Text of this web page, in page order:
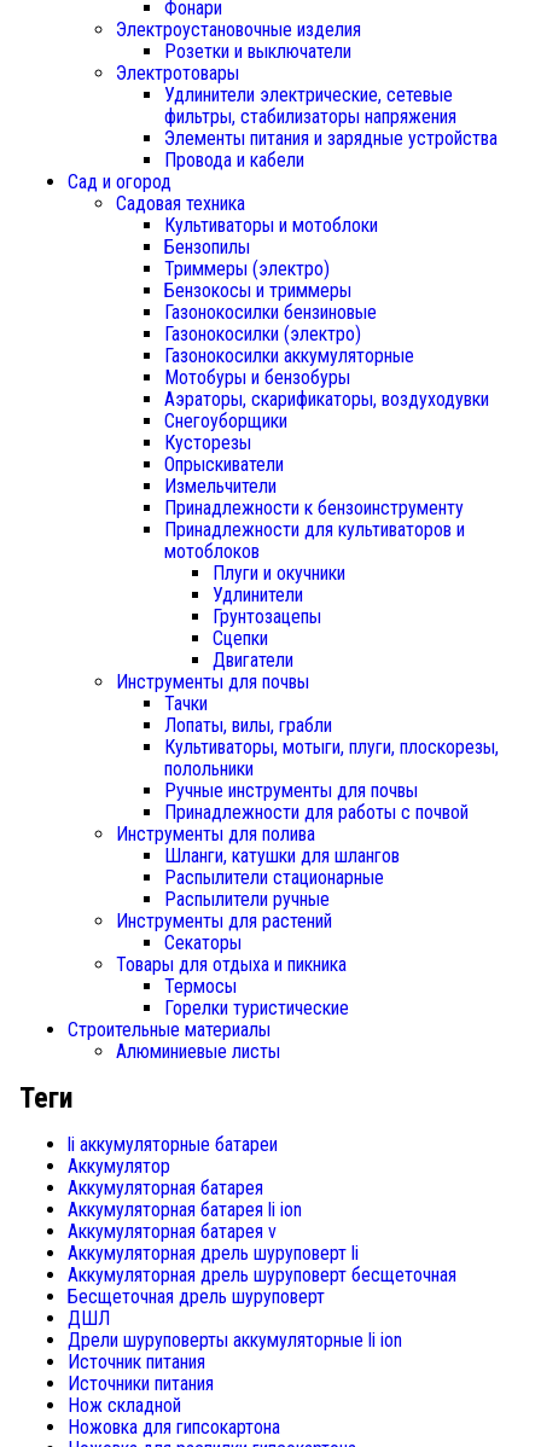
Фонари
Электроустановочные изделия
Розетки и выключатели
Электротовары
Удлинители электрические, сетевые
фильтры, стабилизаторы напряжения
Элементы питания и зарядные устройства
Провода и кабели
Сад и огород
Садовая техника
Культиваторы и мотоблоки
Бензопилы
Триммеры (электро)
Бензокосы и триммеры
Газонокосилки бензиновые
Газонокосилки (электро)
Газонокосилки аккумуляторные
Мотобуры и бензобуры
Аэраторы, скарификаторы, воздуходувки
Снегоуборщики
Кусторезы
Опрыскиватели
Измельчители
Принадлежности к бензоинструменту
Принадлежности для культиваторов и
мотоблоков
Плуги и окучники
Удлинители
Грунтозацепы
Сцепки
Двигатели
Инструменты для почвы
Тачки
Лопаты, вилы, грабли
Культиваторы, мотыги, плуги, плоскорезы,
полольники
Ручные инструменты для почвы
Принадлежности для работы с почвой
Инструменты для полива
Шланги, катушки для шлангов
Распылители стационарные
Распылители ручные
Инструменты для растений
Секаторы
Товары для отдыха и пикника
Термосы
Горелки туристические
Строительные материалы
Алюминиевые листы
Теги
li аккумуляторные батареи
Аккумулятор
Аккумуляторная батарея
Аккумуляторная батарея li ion
Аккумуляторная батарея v
Аккумуляторная дрель шуруповерт li
Аккумуляторная дрель шуруповерт бесщеточная
Бесщеточная дрель шуруповерт
ДШЛ
Дрели шуруповерты аккумуляторные li ion
Источник питания
Источники питания
Нож складной
Ножовка для гипсокартона